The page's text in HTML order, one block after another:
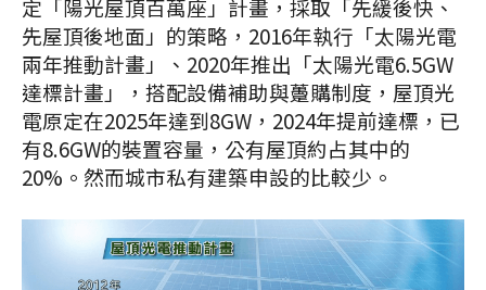
定「陽光屋頂百萬座」計畫，採取「先緩後快、
先屋頂後地面」的策略，2016年執行「太陽光電
兩年推動計畫」、2020年推出「太陽光電6.5GW
達標計畫」，搭配設備補助與躉購制度，屋頂光
電原定在2025年達到8GW，2024年提前達標，已
有8.6GW的裝置容量，公有屋頂約占其中的
20%。然而城市私有建築申設的比較少。